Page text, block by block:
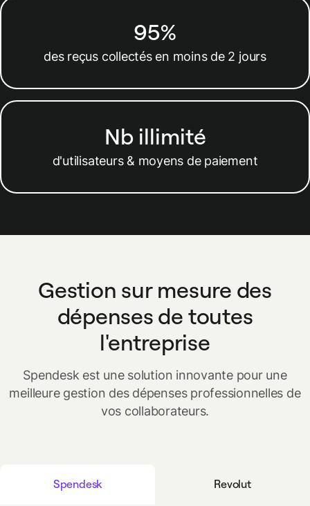
95%
des reçus collectés en moins de 2 jours
Nb illimité
d'utilisateurs & moyens de paiement
Gestion sur mesure des
dépenses de toutes
l'entreprise
Spendesk est une solution innovante pour une
meilleure gestion des dépenses professionnelles de
vos collaborateurs.
Spendesk Revolut